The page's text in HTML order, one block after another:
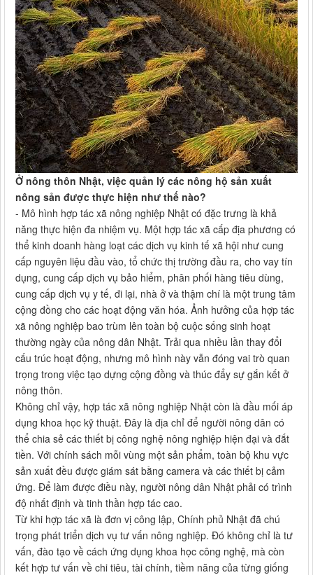
Ở nông thôn Nhật, việc quản lý các nông hộ sản xuất
nông sản được thực hiện như thế nào?
- Mô hình hợp tác xã nông nghiệp Nhật có đặc trưng là khả
năng thực hiện đa nhiệm vụ. Một hợp tác xã cấp địa phương có
thể kinh doanh hàng loạt các dịch vụ kinh tế xã hội như cung
cấp nguyên liệu đầu vào, tổ chức thị trường đầu ra, cho vay tín
dụng, cung cấp dịch vụ bảo hiểm, phân phối hàng tiêu dùng,
cung cấp dịch vụ y tế, đi lại, nhà ở và thậm chí là một trung tâm
cộng đồng cho các hoạt động văn hóa. Ảnh hưởng của hợp tác
xã nông nghiệp bao trùm lên toàn bộ cuộc sống sinh hoạt
thường ngày của nông dân Nhật. Trải qua nhiều lần thay đổi
cấu trúc hoạt động, nhưng mô hình này vẫn đóng vai trò quan
trọng trong việc tạo dựng cộng đồng và thúc đẩy sự gắn kết ở
nông thôn.
Không chỉ vậy, hợp tác xã nông nghiệp Nhật còn là đầu mối áp
dụng khoa học kỹ thuật. Ðây là địa chỉ để người nông dân có
thể chia sẻ các thiết bị công nghệ nông nghiệp hiện đại và đắt
tiền. Với chính sách mỗi vùng một sản phẩm, toàn bộ khu vực
sản xuất đều được giám sát bằng camera và các thiết bị cảm
ứng. Để làm được điều này, người nông dân Nhật phải có trình
độ nhất định và tinh thần hợp tác cao.
Từ khi hợp tác xã là đơn vị công lập, Chính phủ Nhật đã chú
trọng phát triển dịch vụ tư vấn nông nghiệp. Ðó không chỉ là tư
vấn, đào tạo về cách ứng dụng khoa học công nghệ, mà còn
kết hợp tư vấn về chi tiêu, tài chính, tiềm năng của từng giống